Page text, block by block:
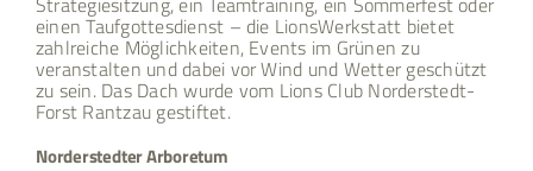
einen Taufgottesdienst – die LionsWerkstatt bietet
zahlreiche Möglichkeiten, Events im Grünen zu
veranstalten und dabei vor Wind und Wetter geschützt
zu sein. Das Dach wurde vom Lions Club Norderstedt-
Forst Rantzau gestiftet.
Norderstedter Arboretum